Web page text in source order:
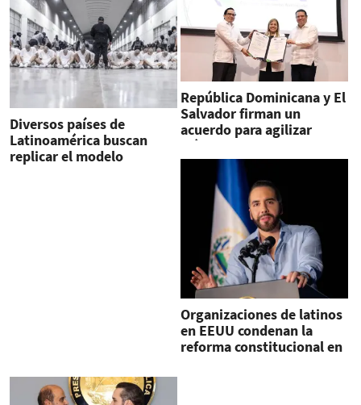
Diversos países de
Latinoamérica buscan
replicar el modelo
República Dominicana y El
Salvador firman un
acuerdo para agilizar
trámites aduaneros
Organizaciones de latinos
en EEUU condenan la
reforma constitucional en